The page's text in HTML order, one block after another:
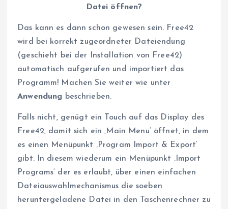
Datei öffnen?
Das kann es dann schon gewesen sein. Free42
wird bei korrekt zugeordneter Dateiendung
(geschieht bei der Installation von Free42)
automatisch aufgerufen und importiert das
Programm! Machen Sie weiter wie unter
Anwendung beschrieben.
Falls nicht, genügt ein Touch auf das Display des
Free42, damit sich ein ‚Main Menu‘ öffnet, in dem
es einen Menüpunkt ‚Program Import & Export‘
gibt. In diesem wiederum ein Menüpunkt ‚Import
Programs‘ der es erlaubt, über einen einfachen
Dateiauswahlmechanismus die soeben
heruntergeladene Datei in den Taschenrechner zu